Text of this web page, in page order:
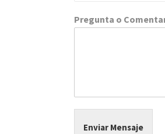
Pregunta o
Enviar Mensaje